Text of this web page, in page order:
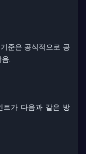
준은 공식적으로 공
.
트가 다음과 같은 방